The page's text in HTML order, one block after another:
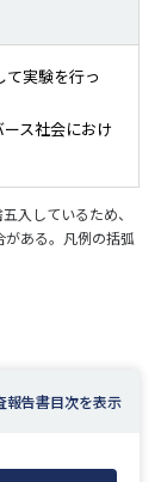
実験を行っ
ス社会におけ
入しているため、
ある。凡例の括弧